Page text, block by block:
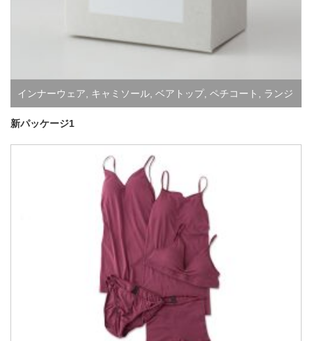
インナーウェア, キャミソール, ベアトップ, ペチコート , ランジ
ェリー
新パッケージ1